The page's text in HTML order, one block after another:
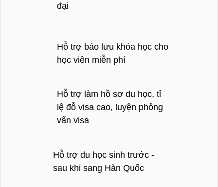
đại
Hỗ trợ bảo lưu khóa học cho
học viên miễn phí
Hỗ trợ làm hồ sơ du học, tỉ
lệ đỗ visa cao, luyện phỏng
vấn visa
Hỗ trợ du học sinh trước -
sau khi sang Hàn Quốc